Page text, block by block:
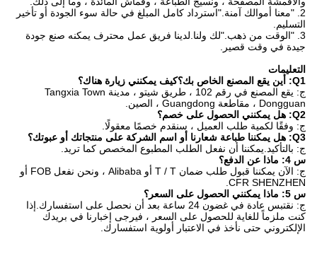
2. "معنا أموالك آمنة."استرداد كامل المبلغ في حالة سوء الجودة أو تأخير
التسليم.
3. "الوقت من ذهب."لك ولنا.لدينا فريق عمل محترف يمكنه صنع جودة
جيدة في وقت قصير.
التعليمات
Q1: أين يقع المصنع الخاص بك؟كيف يمكنني زيارة هناك؟
ج: يقع المصنع في رقم 102 ، طريق شيتو ، مدينة Tangxia Town
Dongguan ، مقاطعة Guangdong ، الصين.
Q2: هل يمكنني الحصول على خصم؟
ج: وفقًا لكمية طلب العميل ، سنقدم خصمًا معقولًا.
Q3: هل يمكننا طباعة شعارنا أو اسم الشركة على منتجاتك أو عبوتك؟
ج: بالتأكيد.يمكننا أن نفعل الطلب المطبوع المخصص كما تريد.
س 4: ماذا عن الدفع؟
ج: الآن يمكننا قبول طلب ضمان T / T أو Alibaba ، ونحن نفعل FOB أو
CFR SHENZHEN.
س 5: ماذا يمكنني الحصول على السعر؟
ج: نقتبس عادة في غضون 24 ساعة بعد أن نحصل على استفسارك.إذا
كنت ملزماً للغاية للحصول على السعر ، فيرجى إخبارنا في بريدك
الإلكتروني حتى نأخذ في الاعتبار أولوية استفسارك.